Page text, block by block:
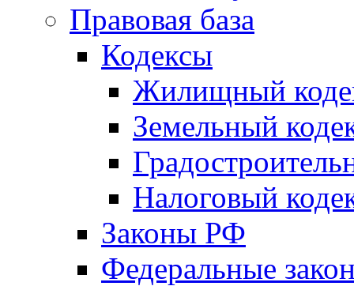
Правовая база
Кодексы
Жилищный
Земельный
Налоговый
Законы РФ
Федеральные